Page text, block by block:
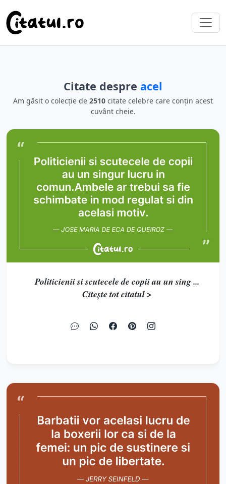
Citate despre acel
Am găsit o colecție de 2510 citate celebre care conțin acest
cuvânt cheie.
Politicienii si scutecele de copii au un sing ...
Citește tot citatul >